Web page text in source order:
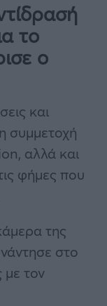
το
ο
και
συμμετοχή
αλλά και
φήμες που
της
στο
με τον